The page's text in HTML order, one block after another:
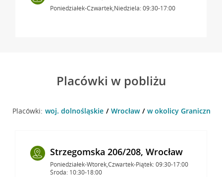
Poniedziałek-Czwartek,Niedziela: 09:30-17:00
Placówki w pobliżu
Placówki: woj. dolnośląskie Wrocław w okolicy Graniczna
Strzegomska 206/208, Wrocław
Poniedziałek-Wtorek,Czwartek-Piątek: 09:30-17:00
Środa: 10:30-18:00